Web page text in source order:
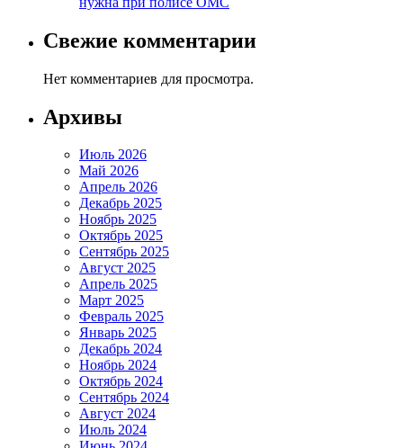
Свежие комментарии
Нет комментариев для просмотра.
Архивы
Июль 2026
Май 2026
Апрель 2026
Декабрь 2025
Ноябрь 2025
Октябрь 2025
Сентябрь 2025
Август 2025
Апрель 2025
Март 2025
Февраль 2025
Январь 2025
Декабрь 2024
Ноябрь 2024
Октябрь 2024
Сентябрь 2024
Август 2024
Июль 2024